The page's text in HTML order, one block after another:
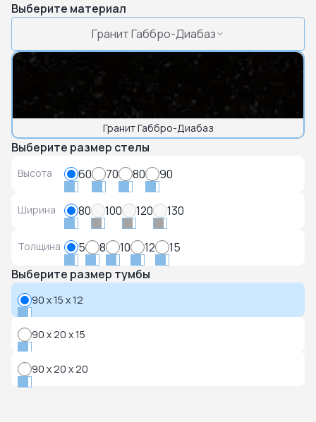
Выберите материал
Гранит Габбро-Диабаз
Гранит Габбро-Диабаз
Выберите размер стелы
Высота 60 70 80 90
Ширина 80 100 120 130
Толщина 5 8 10 12
15
Выберите размер тумбы
90 x 15 x 12
90 x 20 x 15
90 x 20 x 20